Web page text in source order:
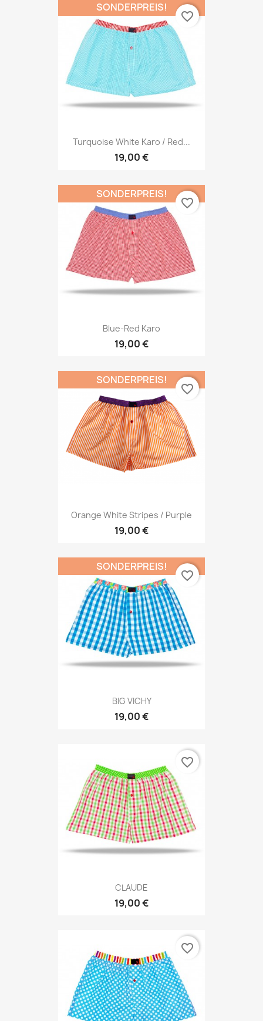
Turquoise White Karo / Red...
19,00 €
SONDERPREIS!
favorite_border
Blue-Red Karo
19,00 €
SONDERPREIS!
favorite_border
Orange White Stripes / Purple
19,00 €
SONDERPREIS!
favorite_border
BIG VICHY
19,00 €
SONDERPREIS!
favorite_border
CLAUDE
19,00 €
favorite_border
favorite_border